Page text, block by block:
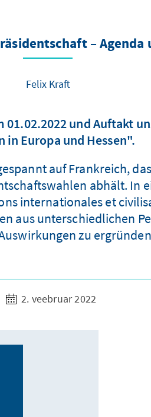
–
Felix Kraft
01.02.2022 und Auftakt
in Europa und Hessen".
auf Frankreich,
abhält. In
internationales et
aus unterschiedlichen
zu
2. veebruar 2022